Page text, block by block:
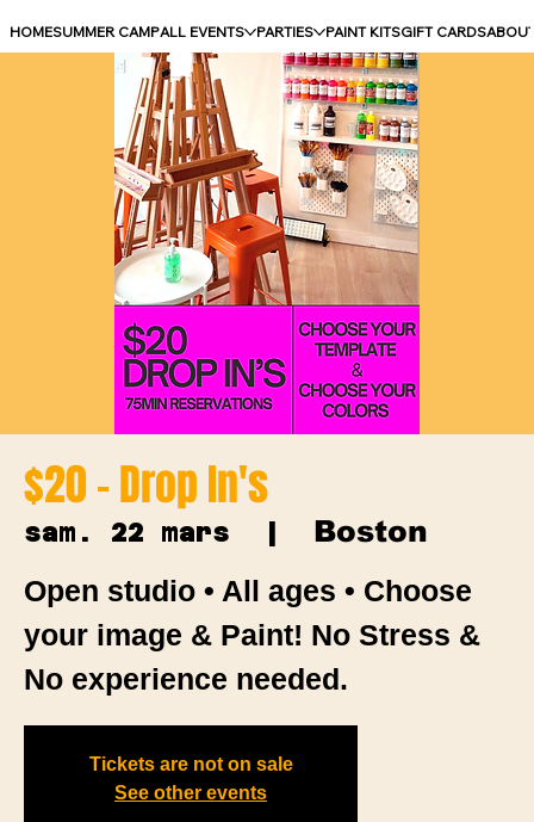
HOMESUMMER CAMPALL EVENTS PARTIES PAINT KITSGIFT CARDS
$20 - Drop In's
sam. 22 mars
  |
Boston
Open studio • All ages • Choose
your image & Paint! No Stress &
No experience needed.
Tickets are not on sale
See other events